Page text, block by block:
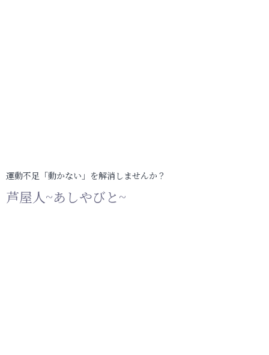
運動不足「動かない」を解消しませんか？
芦屋人~あしやびと~